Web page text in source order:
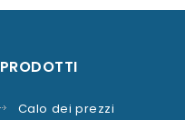
contatti.
PRODOTTI
Calo dei prezzi